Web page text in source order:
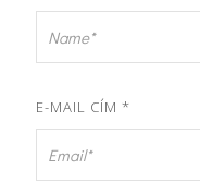
E-MAIL CÍM *